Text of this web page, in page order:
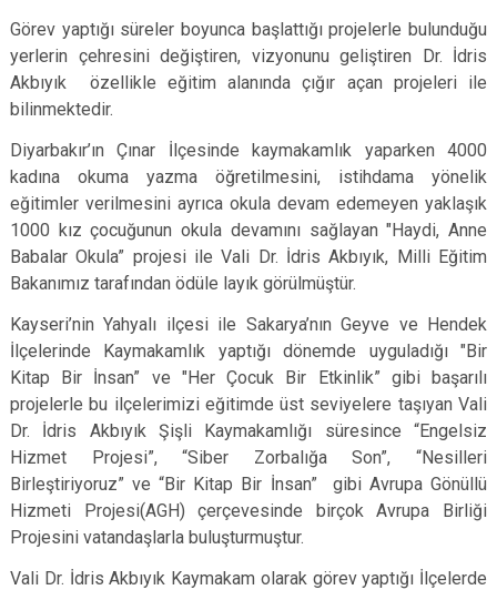
Görev yaptığı süreler boyunca başlattığı projelerle bulunduğu
yerlerin çehresini değiştiren, vizyonunu geliştiren Dr. İdris
Akbıyık özellikle eğitim alanında çığır açan projeleri ile
bilinmektedir.
Diyarbakır’ın Çınar İlçesinde kaymakamlık yaparken 4000
kadına okuma yazma öğretilmesini, istihdama yönelik
eğitimler verilmesini ayrıca okula devam edemeyen yaklaşık
1000 kız çocuğunun okula devamını sağlayan "Haydi, Anne
Babalar Okula” projesi ile Vali Dr. İdris Akbıyık, Milli Eğitim
Bakanımız tarafından ödüle layık görülmüştür.
Kayseri’nin Yahyalı ilçesi ile Sakarya’nın Geyve ve Hendek
İlçelerinde Kaymakamlık yaptığı dönemde uyguladığı "Bir
Kitap Bir İnsan” ve "Her Çocuk Bir Etkinlik” gibi başarılı
projelerle bu ilçelerimizi eğitimde üst seviyelere taşıyan Vali
Dr. İdris Akbıyık Şişli Kaymakamlığı süresince “Engelsiz
Hizmet Projesi”, “Siber Zorbalığa Son”, “Nesilleri
Birleştiriyoruz” ve “Bir Kitap Bir İnsan” gibi Avrupa Gönüllü
Hizmeti Projesi(AGH) çerçevesinde birçok Avrupa Birliği
Projesini vatandaşlarla buluşturmuştur.
Vali Dr. İdris Akbıyık Kaymakam olarak görev yaptığı İlçelerde